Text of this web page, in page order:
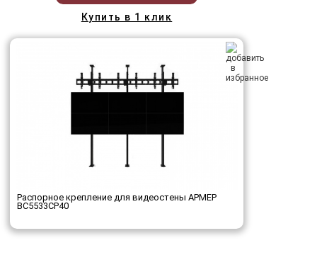
Купить в 1 клик
Распорное крепление для видеостены АРМЕР
ВС5533СР40